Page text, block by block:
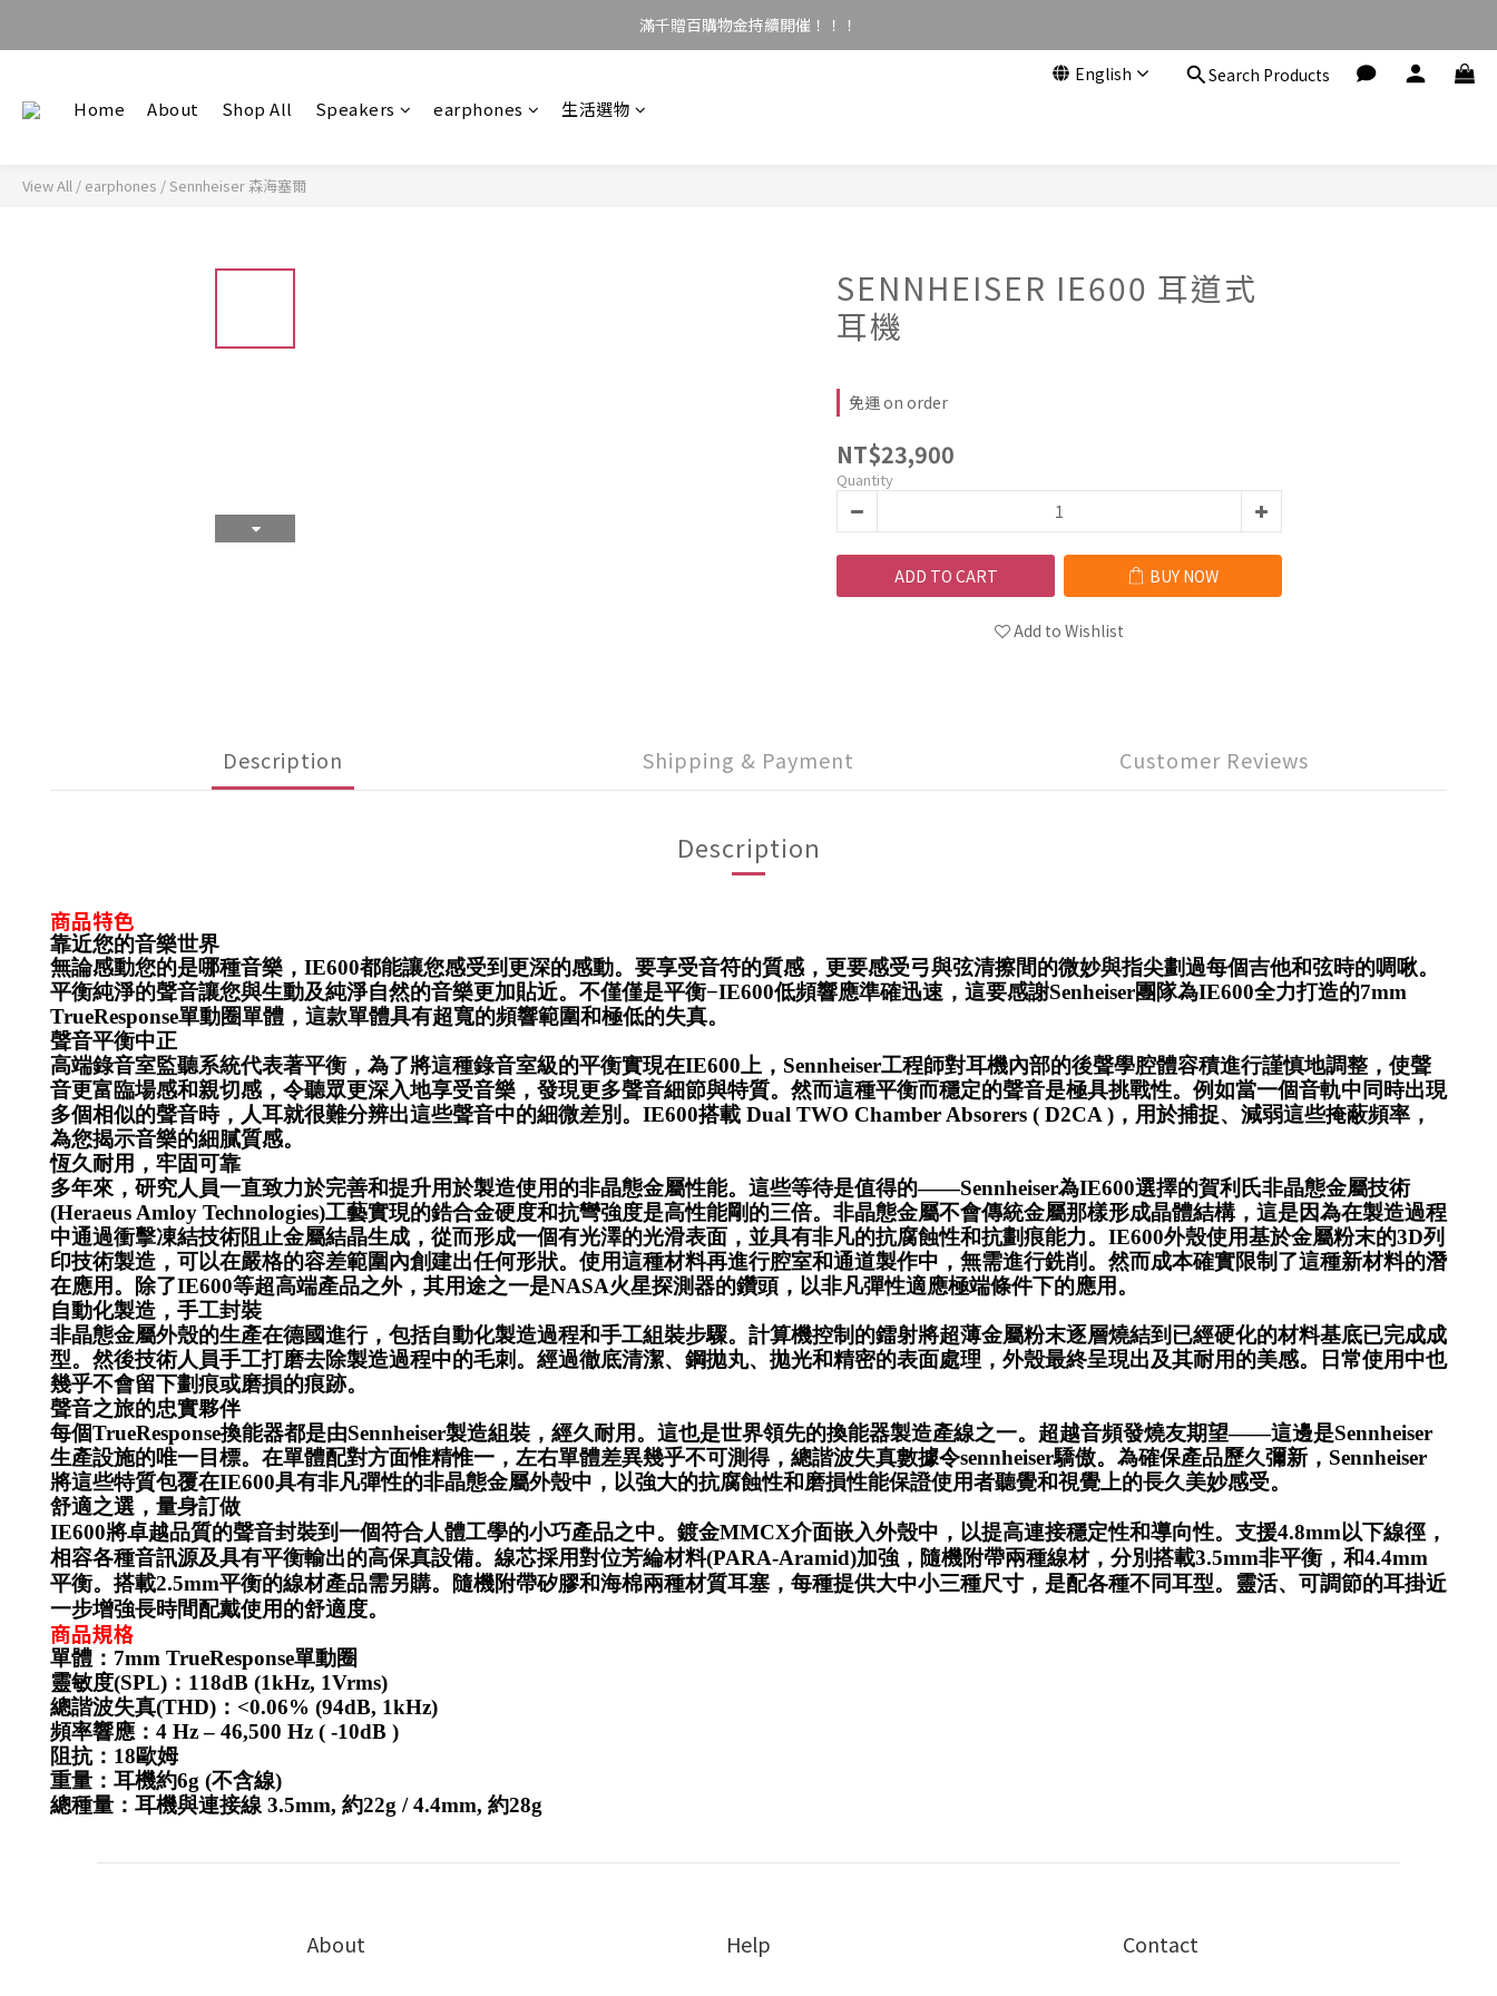
滿千贈百購物金持續開催！！！
English Search Products
Home About Shop All Speakers earphones 生活選物
View All / earphones /Sennheiser 森海塞爾
SENNHEISER IE600 耳道式
耳機
免運 on order
NT$23,900
Quantity
ADD TO CART BUY NOW
Add to Wishlist
Description Shipping & Payment Customer Reviews
Description
商品特色
靠近您的音樂世界
無論感動您的是哪種音樂，IE600都能讓您感受到更深的感動。要享受音符的質感，更要感受弓與弦清擦間的微妙與指尖劃過每個吉他和弦時的啁啾。
平衡純淨的聲音讓您與生動及純淨自然的音樂更加貼近。不僅僅是平衡−IE600低頻響應準確迅速，這要感謝Senheiser團隊為IE600全力打造的7mm
TrueResponse單動圈單體，這款單體具有超寬的頻響範圍和極低的失真。
聲音平衡中正
高端錄音室監聽系統代表著平衡，為了將這種錄音室級的平衡實現在IE600上，Sennheiser工程師對耳機內部的後聲學腔體容積進行謹慎地調整，使聲
音更富臨場感和親切感，令聽眾更深入地享受音樂，發現更多聲音細節與特質。然而這種平衡而穩定的聲音是極具挑戰性。例如當一個音軌中同時出現
多個相似的聲音時，人耳就很難分辨出這些聲音中的細微差別。IE600搭載 Dual TWO Chamber Absorers ( D2CA )，用於捕捉、減弱這些掩蔽頻率，
為您揭示音樂的細膩質感。
恆久耐用，牢固可靠
多年來，研究人員一直致力於完善和提升用於製造使用的非晶態金屬性能。這些等待是值得的——Sennheiser為IE600選擇的賀利氏非晶態金屬技術
(Heraeus Amloy Technologies)工藝實現的鋯合金硬度和抗彎強度是高性能剛的三倍。非晶態金屬不會傳統金屬那樣形成晶體結構，這是因為在製造過程
中通過衝擊凍結技術阻止金屬結晶生成，從而形成一個有光澤的光滑表面，並具有非凡的抗腐蝕性和抗劃痕能力。IE600外殼使用基於金屬粉末的3D列
印技術製造，可以在嚴格的容差範圍內創建出任何形狀。使用這種材料再進行腔室和通道製作中，無需進行銑削。然而成本確實限制了這種新材料的潛
在應用。除了IE600等超高端產品之外，其用途之一是NASA火星探測器的鑽頭，以非凡彈性適應極端條件下的應用。
自動化製造，手工封裝
非晶態金屬外殼的生產在德國進行，包括自動化製造過程和手工組裝步驟。計算機控制的鐳射將超薄金屬粉末逐層燒結到已經硬化的材料基底已完成成
型。然後技術人員手工打磨去除製造過程中的毛刺。經過徹底清潔、鋼拋丸、拋光和精密的表面處理，外殼最終呈現出及其耐用的美感。日常使用中也
幾乎不會留下劃痕或磨損的痕跡。
聲音之旅的忠實夥伴
每個TrueResponse換能器都是由Sennheiser製造組裝，經久耐用。這也是世界領先的換能器製造產線之一。超越音頻發燒友期望——這邊是Sennheiser
生產設施的唯一目標。在單體配對方面惟精惟一，左右單體差異幾乎不可測得，總諧波失真數據令sennheiser驕傲。為確保產品歷久彌新，Sennheiser
將這些特質包覆在IE600具有非凡彈性的非晶態金屬外殼中，以強大的抗腐蝕性和磨損性能保證使用者聽覺和視覺上的長久美妙感受。
舒適之選，量身訂做
IE600將卓越品質的聲音封裝到一個符合人體工學的小巧產品之中。鍍金MMCX介面嵌入外殼中，以提高連接穩定性和導向性。支援4.8mm以下線徑，
相容各種音訊源及具有平衡輸出的高保真設備。線芯採用對位芳綸材料(PARA-Aramid)加強，隨機附帶兩種線材，分別搭載3.5mm非平衡，和4.4mm
平衡。搭載2.5mm平衡的線材產品需另購。隨機附帶矽膠和海棉兩種材質耳塞，每種提供大中小三種尺寸，是配各種不同耳型。靈活、可調節的耳掛近
一步增強長時間配戴使用的舒適度。
商品規格
單體：7mm TrueResponse單動圈
靈敏度(SPL)：118dB (1kHz, 1Vrms)
總諧波失真(THD)：<0.06% (94dB, 1kHz)
頻率響應：4 Hz – 46,500 Hz ( -10dB )
阻抗：18歐姆
重量：耳機約6g (不含線)
總種量：耳機與連接線 3.5mm, 約22g / 4.4mm, 約28g
About Help Contact